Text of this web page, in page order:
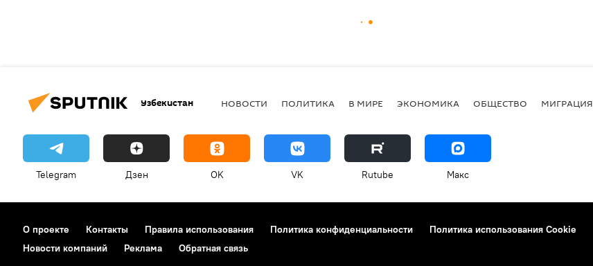
Узбекистан НОВОСТИ ПОЛИТИКА В МИРЕ ЭКОНОМИКА ОБЩЕСТВО МИГРАЦИЯ
Telegram Дзен OK VK Rutube Макс
О проекте Контакты Правила использования Политика конфиденциальности Политика использования Cookie
Новости компаний
Реклама Обратная связь